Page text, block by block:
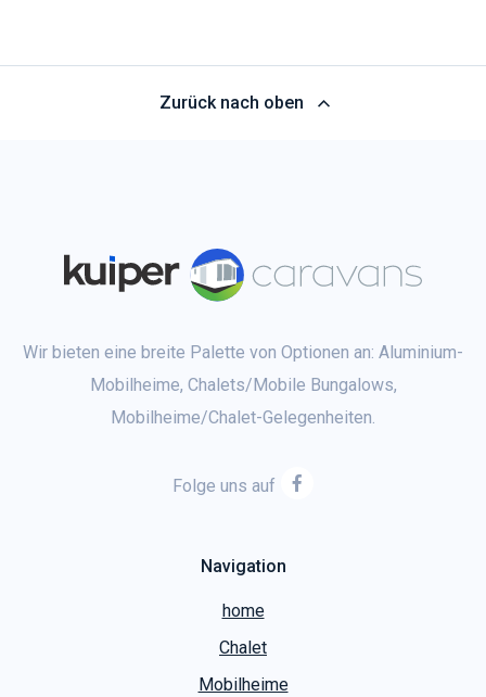
Zurück nach oben
Wir bieten eine breite Palette von Optionen an: Aluminium-
Mobilheime, Chalets/Mobile Bungalows,
Mobilheime/Chalet-Gelegenheiten.
Folge uns auf
Navigation
home
Chalet
Mobilheime